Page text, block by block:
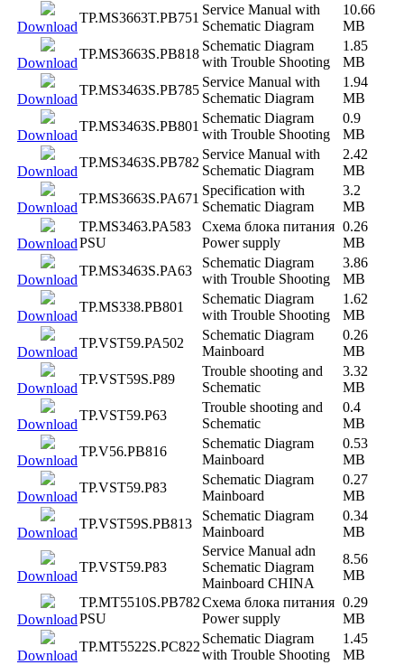
Download
TP.MS3663T.PB751
Service Manual with
Schematic Diagram
10.66
MB
Download
TP.MS3663S.PB818
Schematic Diagram
with Trouble Shooting
1.85
MB
Download
TP.MS3463S.PB785
Service Manual with
Schematic Diagram
1.94
MB
Download
TP.MS3463S.PB801
Schematic Diagram
with Trouble Shooting
0.9
MB
Download
TP.MS3463S.PB782
Service Manual with
Schematic Diagram
2.42
MB
Download
TP.MS3663S.PA671
Specification with
Schematic Diagram
3.2
MB
Download
TP.MS3463.PA583
PSU
Схема блока питания
Power supply
0.26
MB
Download
TP.MS3463S.PA63
Schematic Diagram
with Trouble Shooting
3.86
MB
Download
TP.MS338.PB801
Schematic Diagram
with Trouble Shooting
1.62
MB
Download
TP.VST59.PA502
Schematic Diagram
Mainboard
0.26
MB
Download
TP.VST59S.P89
Trouble shooting and
Schematic
3.32
MB
Download
TP.VST59.P63
Trouble shooting and
Schematic
0.4
MB
Download
TP.V56.PB816
Schematic Diagram
Mainboard
0.53
MB
Download
TP.VST59.P83
Schematic Diagram
Mainboard
0.27
MB
Download
TP.VST59S.PB813
Schematic Diagram
Mainboard
0.34
MB
Download
TP.VST59.P83
Service Manual adn
Schematic Diagram
Mainboard CHINA
8.56
MB
Download
TP.MT5510S.PB782
PSU
Схема блока питания
Power supply
0.29
MB
Download
TP.MT5522S.PC822
Schematic Diagram
with Trouble Shooting
1.45
MB